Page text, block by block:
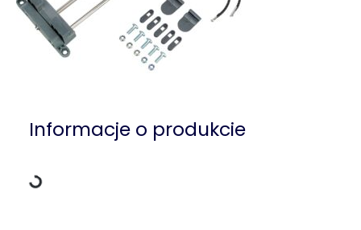
Informacje o produkcie
Dane ładowania